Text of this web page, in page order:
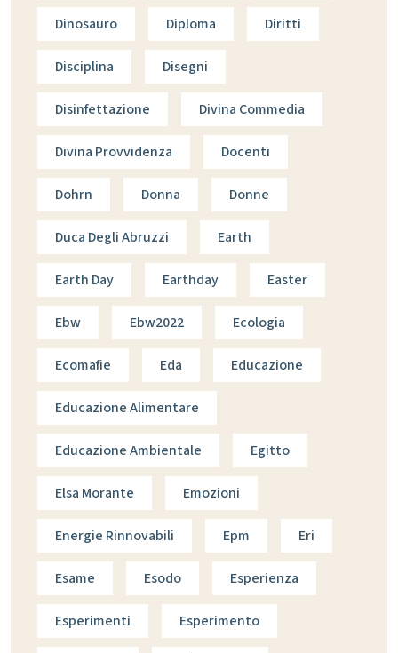
Dinosauro Diploma Diritti
Disciplina Disegni
Disinfettazione Divina Commedia
Divina Provvidenza Docenti
Dohrn Donna Donne
Duca Degli Abruzzi Earth
Earth Day Earthday Easter
Ebw Ebw2022 Ecologia
Ecomafie Eda Educazione
Educazione Alimentare
Educazione Ambientale Egitto
Elsa Morante Emozioni
Energie Rinnovabili Epm Eri
Esame Esodo Esperienza
Esperimenti Esperimento